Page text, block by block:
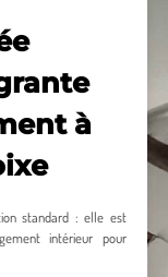
à
standard : elle est
intérieur pour